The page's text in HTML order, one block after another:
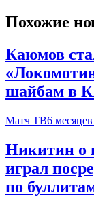
Похожие
Каюмов
шайбам в
Матч ТВ6
Никитин о
играл
по